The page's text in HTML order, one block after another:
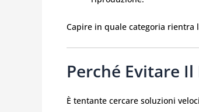
Capire in quale categoria rientra
Perché Evitare Il
È tentante cercare soluzioni